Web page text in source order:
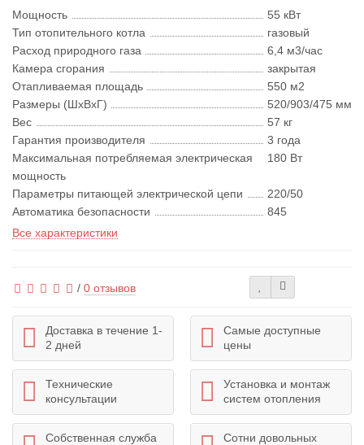
Мощность
55 кВт
Тип отопительного котла
газовый
Расход природного газа
6,4 м3/час
Камера сгорания
закрытая
Отапливаемая площадь
550 м2
Размеры (ШхВхГ)
520/903/475 мм
Вес
57 кг
Гарантия производителя
3 года
Максимальная потребляемая электрическая
мощность
180 Вт
Параметры питающей электрической цепи
220/50
Автоматика безопасности
845
Все характеристики
/ 0 отзывов
Доставка в течение 1-
2 дней
Самые доступные
цены
Технические
консультации
Установка и монтаж
систем отопления
Собственная служба
Сотни довольных